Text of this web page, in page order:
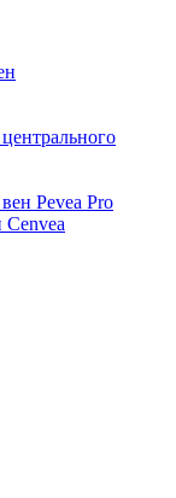
Pevea Pro
Cenvea